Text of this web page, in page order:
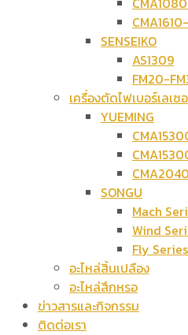
SENSEIKO
AS1309
FM20-
เครื่องตัดไฟเบอร์เลเซ
YUEMING
SONGU
Mach
Wind
Fly Series
อะไหล่สิ้นเปลือง
อะไหล่สึกหรอ
ข่าวสารและกิจกรรม
ติดต่อเรา